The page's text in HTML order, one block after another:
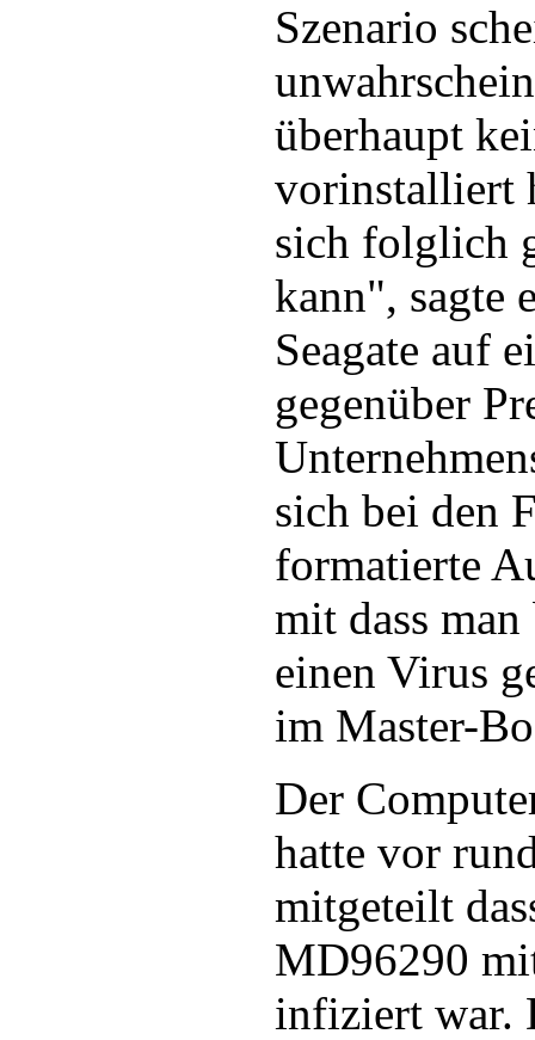
Szenario
überhaupt
vorinstalliert
sich folglich
kann", sagte
Seagate auf
gegenüber
sich bei den
formatierte
mit dass
einen Virus
im Master-
Der
hatte vor
mitgeteilt
MD96290
infiziert war.